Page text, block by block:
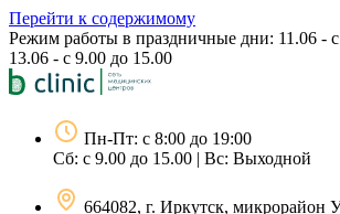
Перейти к содержимому
Режим работы в праздничные дни: 11.06 -
13.06 - с 9.00 до 15.00
Пн-Пт: с 8:00 до 19:00
Сб: с 9.00 до 15.00 | Вс: Выходной
664082, г. Иркутск, микрорайон